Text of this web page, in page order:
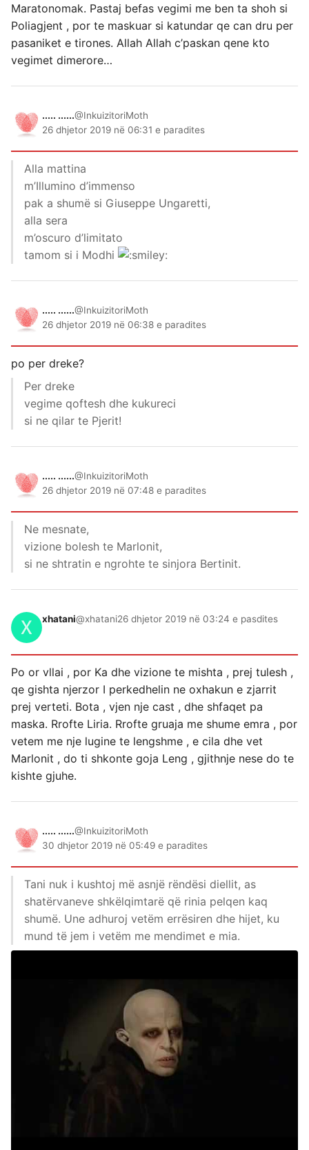
Maratonomak. Pastaj befas vegimi me ben ta shoh si
Poliagjent , por te maskuar si katundar qe can dru per
pasaniket e tirones. Allah Allah c’paskan qene kto
vegimet dimerore…
..... ......@InkuizitoriMoth
26 dhjetor 2019 në 06:31 e paradites
Alla mattina
m’Illumino d’immenso
pak a shumë si Giuseppe Ungaretti,
alla sera
m’oscuro d’limitato
tamom si i Modhi
..... ......@InkuizitoriMoth
26 dhjetor 2019 në 06:38 e paradites
po per dreke?
Per dreke
vegime qoftesh dhe kukureci
si ne qilar te Pjerit!
..... ......@InkuizitoriMoth
26 dhjetor 2019 në 07:48 e paradites
Ne mesnate,
vizione bolesh te Marlonit,
si ne shtratin e ngrohte te sinjora Bertinit.
xhatani@xhatani26 dhjetor 2019 në 03:24 e pasdites
Po or vllai , por Ka dhe vizione te mishta , prej tulesh ,
qe gishta njerzor I perkedhelin ne oxhakun e zjarrit
prej verteti. Bota , vjen nje cast , dhe shfaqet pa
maska. Rrofte Liria. Rrofte gruaja me shume emra , por
vetem me nje lugine te lengshme , e cila dhe vet
Marlonit , do ti shkonte goja Leng , gjithnje nese do te
kishte gjuhe.
..... ......@InkuizitoriMoth
30 dhjetor 2019 në 05:49 e paradites
Tani nuk i kushtoj më asnjë rëndësi diellit, as
shatërvaneve shkëlqimtarë që rinia pelqen kaq
shumë. Une adhuroj vetëm errësiren dhe hijet, ku
mund të jem i vetëm me mendimet e mia.